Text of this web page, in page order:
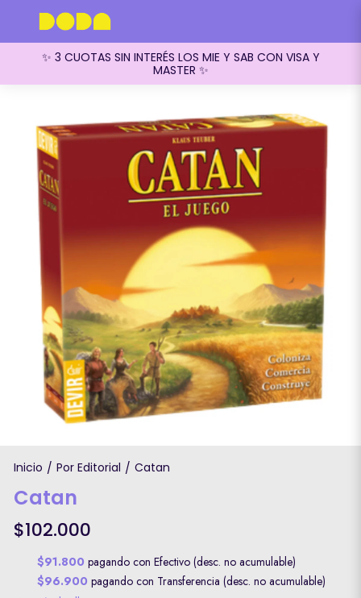
✨ 3 CUOTAS SIN INTERÉS LOS MIE Y SAB CON VISA Y
MASTER ✨
Inicio / Por Editorial / Catan
Catan
$102.000
$91.800 pagando con Efectivo (desc. no acumulable)
$96.900 pagando con Transferencia (desc. no acumulable)